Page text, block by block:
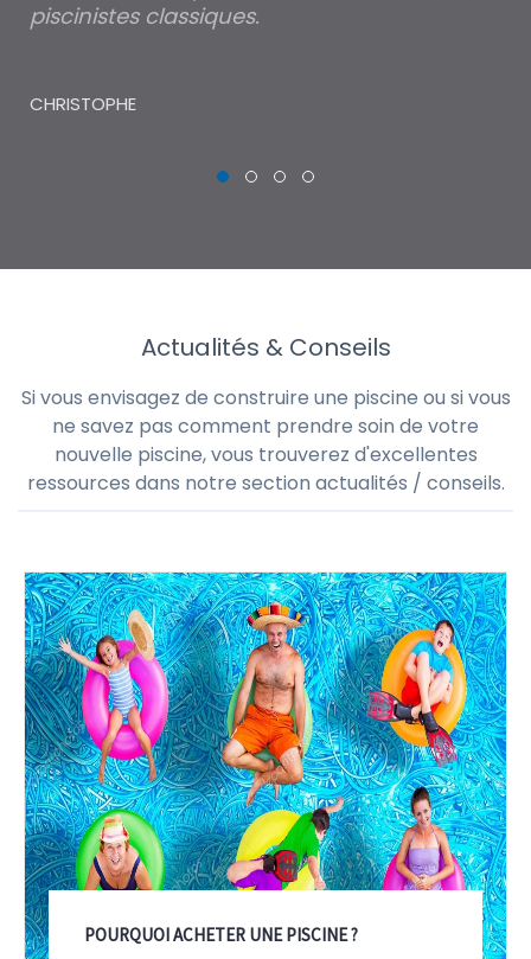
piscinistes classiques.
CHRISTOPHE
Actualités & Conseils
Si vous envisagez de construire une piscine ou si vous
ne savez pas comment prendre soin de votre
nouvelle piscine, vous trouverez d'excellentes
ressources dans notre section actualités / conseils.
POURQUOI ACHETER UNE PISCINE ?